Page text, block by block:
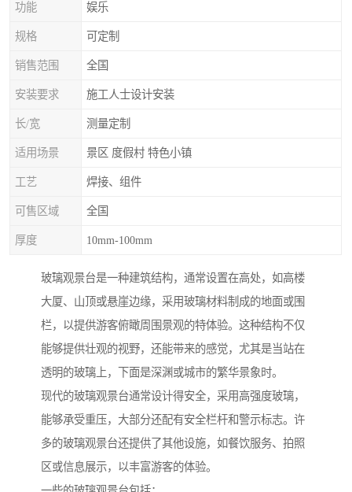
功能 娱乐
规格 可定制
销售范围 全国
安装要求 施工人士设计安装
长/宽 测量定制
适用场景 景区 度假村 特色小镇
工艺 焊接、组件
可售区域 全国
厚度 10mm-100mm
玻璃观景台是一种建筑结构，通常设置在高处，如高楼
大厦、山顶或悬崖边缘，采用玻璃材料制成的地面或围
栏，以提供游客俯瞰周围景观的特体验。这种结构不仅
能够提供壮观的视野，还能带来的感觉，尤其是当站在
透明的玻璃上，下面是深渊或城市的繁华景象时。
现代的玻璃观景台通常设计得安全，采用高强度玻璃，
能够承受重压，大部分还配有安全栏杆和警示标志。许
多的玻璃观景台还提供了其他设施，如餐饮服务、拍照
区或信息展示，以丰富游客的体验。